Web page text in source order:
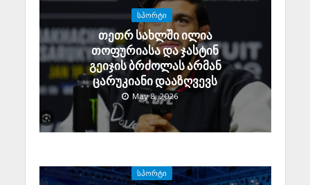
ᲡᲞᲝᲠᲢᲘ
თეთრ სახლში ილია
თოფურიასა და ჯასტინ
გეიჯის ბრძოლას არმან
ცარუკიანი დააზღვევს
May 8, 2026
ᲡᲞᲝᲠᲢᲘ